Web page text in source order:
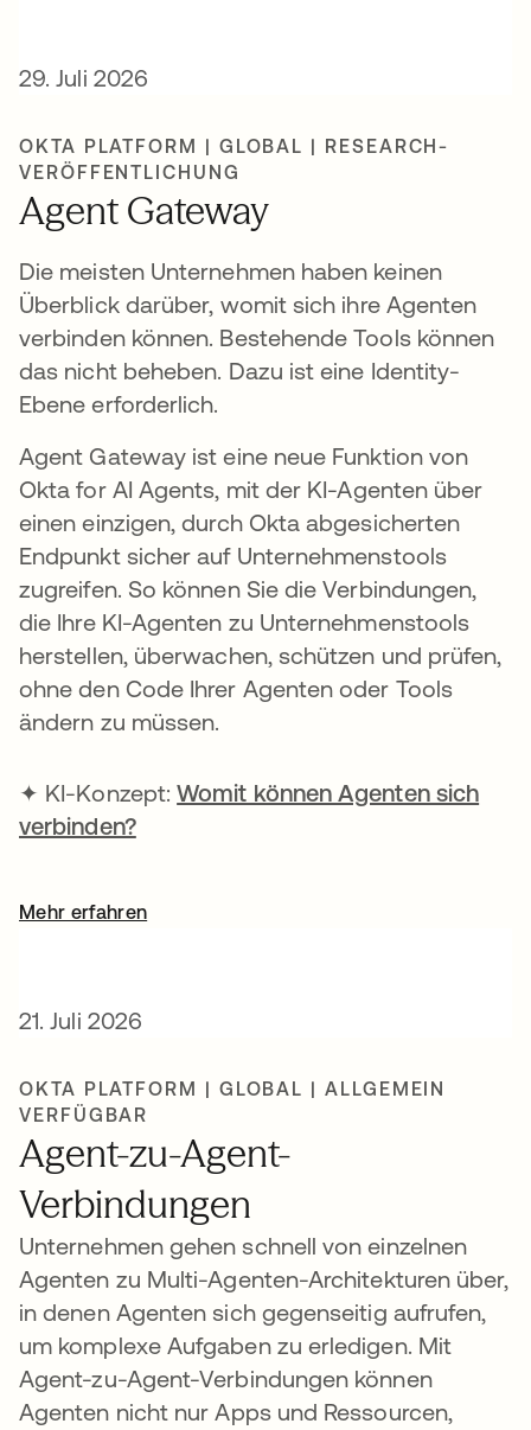
29. Juli 2026
OKTA PLATFORM | GLOBAL | RESEARCH-
VERÖFFENTLICHUNG
Agent Gateway
Die meisten Unternehmen haben keinen
Überblick darüber, womit sich ihre Agenten
verbinden können. Bestehende Tools können
das nicht beheben. Dazu ist eine Identity-
Ebene erforderlich.
Agent Gateway ist eine neue Funktion von
Okta for AI Agents, mit der KI-Agenten über
einen einzigen, durch Okta abgesicherten
Endpunkt sicher auf Unternehmenstools
zugreifen. So können Sie die Verbindungen,
die Ihre KI-Agenten zu Unternehmenstools
herstellen, überwachen, schützen und prüfen,
ohne den Code Ihrer Agenten oder Tools
ändern zu müssen.
✦ KI-Konzept:Womit können Agenten sich
verbinden?
Mehr erfahren
21. Juli 2026
OKTA PLATFORM | GLOBAL | ALLGEMEIN
VERFÜGBAR
Agent-zu-Agent-
Verbindungen
Unternehmen gehen schnell von einzelnen
Agenten zu Multi-Agenten-Architekturen über,
in denen Agenten sich gegenseitig aufrufen,
um komplexe Aufgaben zu erledigen. Mit
Agent-zu-Agent-Verbindungen können
Agenten nicht nur Apps und Ressourcen,